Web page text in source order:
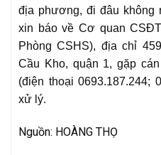
địa phương, đi đâu không
xin báo về Cơ quan
Phòng CSHS), địa chỉ
Cầu Kho, quận 1, gặp
(điện thoại 0693.187.244;
xử lý.
Nguồn: HOÀNG THỌ